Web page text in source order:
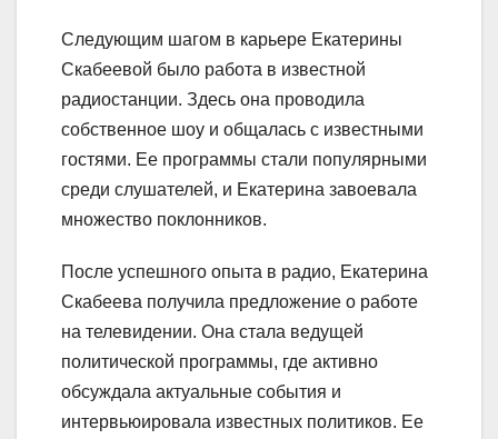
Следующим шагом в карьере Екатерины
Скабеевой было работа в известной
радиостанции. Здесь она проводила
собственное шоу и общалась с известными
гостями. Ее программы стали популярными
среди слушателей, и Екатерина завоевала
множество поклонников.
После успешного опыта в радио, Екатерина
Скабеева получила предложение о работе
на телевидении. Она стала ведущей
политической программы, где активно
обсуждала актуальные события и
интервьюировала известных политиков. Ее